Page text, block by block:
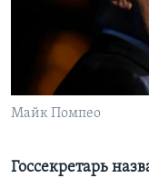
Learning English
СОЦИАЛЬНЫЕ СЕТИ
Языки
Майк Помпео
Госсекретарь